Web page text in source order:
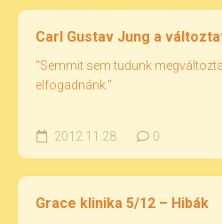
Carl Gustav Jung a
"Semmit sem tudunk
elfogadnánk."
2012.11.28. 0
Grace klinika 5/12 – Hibák